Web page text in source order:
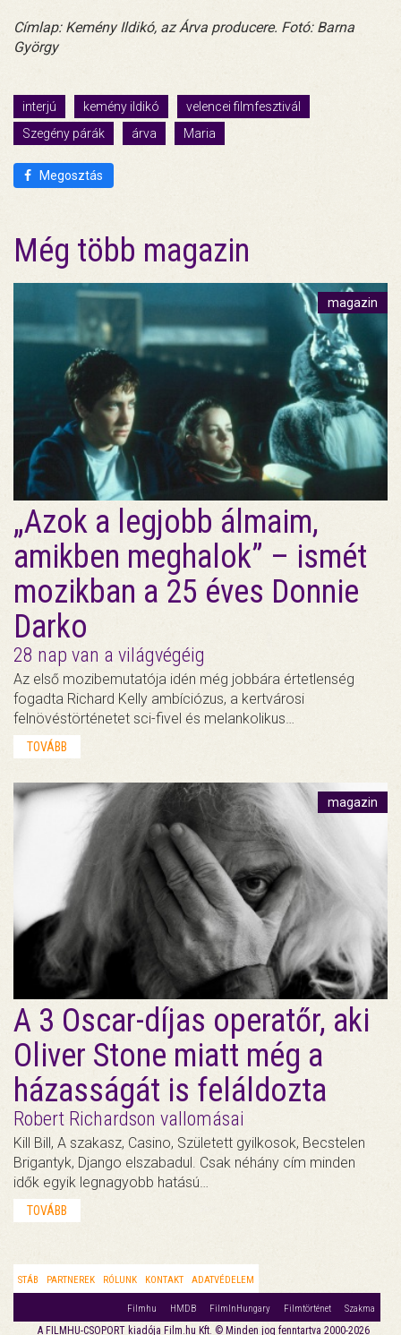
Címlap: Kemény Ildikó, az Árva producere. Fotó: Barna
György
interjú kemény ildikó
velencei filmfesztivál
Szegény párák
árva Maria
Megosztás
Még több magazin
magazin
„Azok a legjobb álmaim,
amikben meghalok” – ismét
mozikban a 25 éves Donnie
Darko
28 nap van a világvégéig
Az első mozibemutatója idén még jobbára értetlenség
fogadta Richard Kelly ambíciózus, a kertvárosi
felnövéstörténetet sci-fivel és melankolikus…
TOVÁBB
magazin
A 3 Oscar-díjas operatőr, aki
Oliver Stone miatt még a
házasságát is feláldozta
Robert Richardson vallomásai
Kill Bill, A szakasz, Casino, Született gyilkosok, Becstelen
Brigantyk, Django elszabadul. Csak néhány cím minden
idők egyik legnagyobb hatású…
TOVÁBB
STÁB PARTNEREK RÓLUNK KONTAKT ADATVÉDELEM
Filmhu HMDB FilmInHungary Filmtörténet Szakma
A FILMHU-CSOPORT kiadója Film.hu Kft. © Minden jog fenntartva 2000-2026